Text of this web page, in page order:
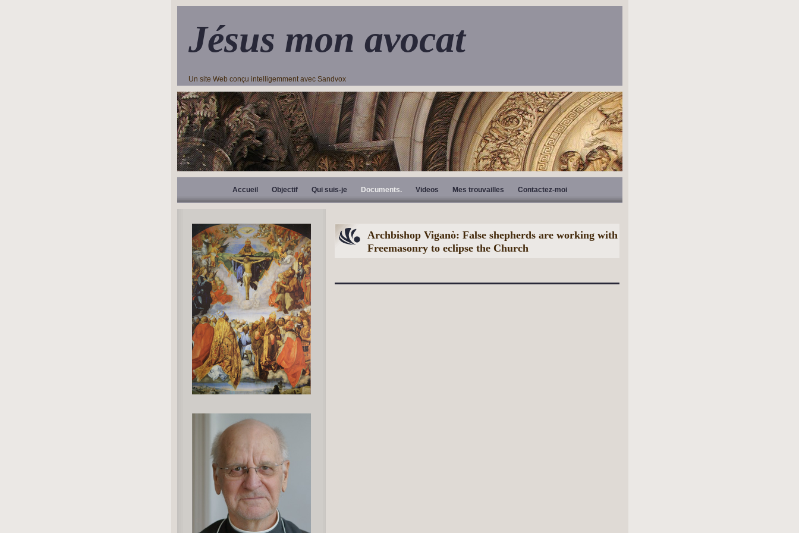
Jésus mon avocat
Un site Web conçu intelligemment avec Sandvox
Accueil Objectif Qui suis-je Documents. Videos Mes trouvailles Contactez-moi
Archbishop Viganò: False shepherds are working with
Freemasonry to eclipse the Church